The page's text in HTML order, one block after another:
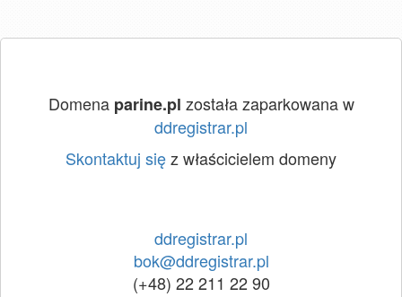
Domena parine.pl została zaparkowana w
ddregistrar.pl
Skontaktuj sięz właścicielem domeny
ddregistrar.pl
bok@ddregistrar.pl
(+48) 22 211 22 90